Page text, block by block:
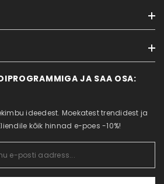
JA SAA OSA:
ideedest. Moekatest trendidest ja
kõik hinnad e-poes -10%!